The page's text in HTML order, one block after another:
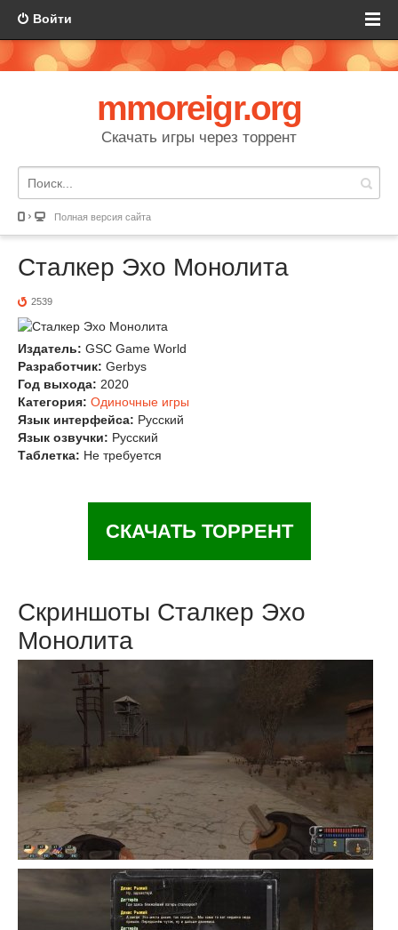
Войти
mmoreigr.org
Скачать игры через торрент
Полная версия сайта
Сталкер Эхо Монолита
2539
Издатель: GSC Game World
Разработчик: Gerbys
Год выхода: 2020
Категория: Одиночные игры
Язык интерфейса: Русский
Язык озвучки: Русский
Таблетка: Не требуется
СКАЧАТЬ ТОРРЕНТ
Скриншоты Сталкер Эхо
Монолита